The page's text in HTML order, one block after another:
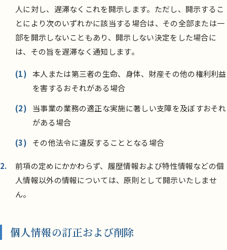
人に対し、遅滞なくこれを開示します。ただし、開示するこ
とにより次のいずれかに該当する場合は、その全部または一
部を開示しないこともあり、開示しない決定をした場合に
は、その旨を遅滞なく通知します。
(1) 本人または第三者の生命、身体、財産その他の権利利益
を害するおそれがある場合
(2)
当事業の業務の適正な実施に著しい支障を及ぼすおそれ
がある場合
(3)
その他法令に違反することとなる場合
前項の定めにかかわらず、履歴情報および特性情報などの個
人情報以外の情報については、原則として開示いたしませ
ん。
個人情報の訂正および削除